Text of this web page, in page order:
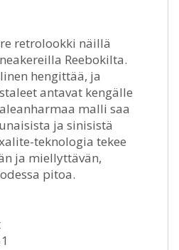
retrolookki näillä
Reebokilta.
hengittää, ja
antavat kengälle
malli saa
ja sinisistä
teknologia tekee
ja miellyttävän,
pitoa.